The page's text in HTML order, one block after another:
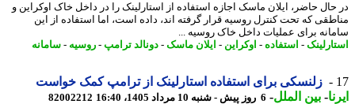
حاضر، ایلان ماسک اجازه استفاده از استارلینک را در داخل خاک اوکراین و
که تحت کنترل روسیه قرار گرفته اند، داده است، اما استفاده از این
برای عملیات داخل خاک روسیه ...
-استفاده-اوکراین- ایلان ماسک-دونالد ترامپ -روسیه-سامانه
زلنسکی برای استفاده استارلینک از ترامپ کمک خواست
-بین الملل-6 روز پیش - شنبه 10 مرداد 1405، 16:40 82002212